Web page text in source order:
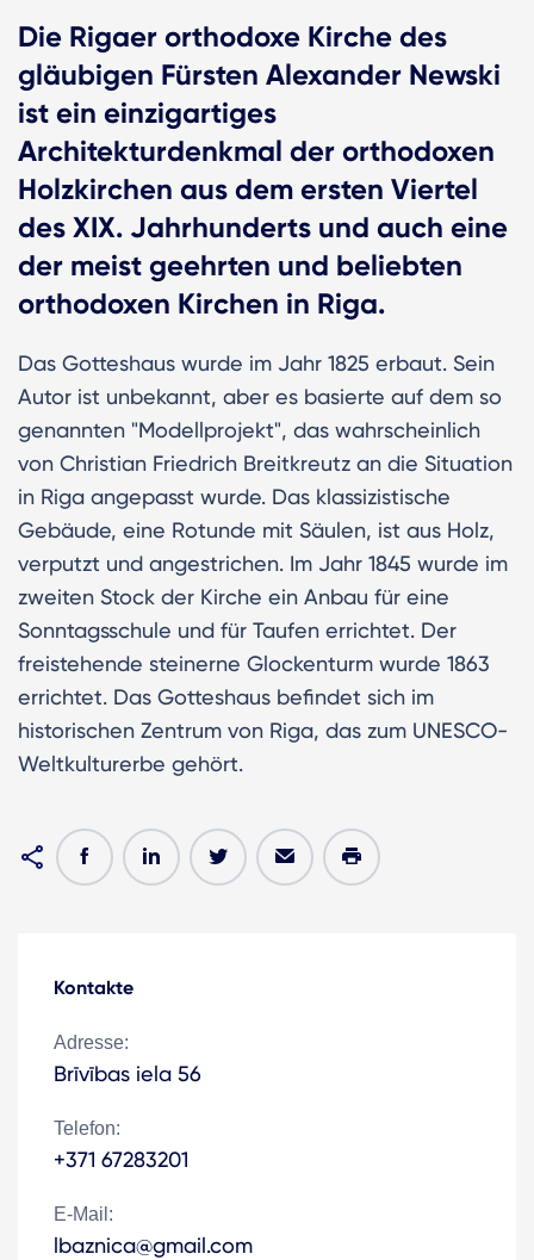
Die Rigaer orthodoxe Kirche des
gläubigen Fürsten Alexander Newski
ist ein einzigartiges
Architekturdenkmal der orthodoxen
Holzkirchen aus dem ersten Viertel
des XIX. Jahrhunderts und auch eine
der meist geehrten und beliebten
orthodoxen Kirchen in Riga.
Das Gotteshaus wurde im Jahr 1825 erbaut. Sein
Autor ist unbekannt, aber es basierte auf dem so
genannten "Modellprojekt", das wahrscheinlich
von Christian Friedrich Breitkreutz an die Situation
in Riga angepasst wurde. Das klassizistische
Gebäude, eine Rotunde mit Säulen, ist aus Holz,
verputzt und angestrichen. Im Jahr 1845 wurde im
zweiten Stock der Kirche ein Anbau für eine
Sonntagsschule und für Taufen errichtet. Der
freistehende steinerne Glockenturm wurde 1863
errichtet. Das Gotteshaus befindet sich im
historischen Zentrum von Riga, das zum UNESCO-
Weltkulturerbe gehört.
Kontakte
Adresse:
Brīvības iela 56
Telefon:
+371 67283201
E-Mail:
lbaznica@gmail.com